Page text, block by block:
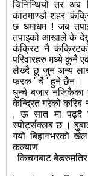
चिनिन्थियो तर
काठमाण्डौ शहर
छ धमाधम ! जब
तपाइको आखाले के
कंक्रिट नै कंक्रिटको
परिवारहरु मध्ये कुनै
लेख्दै छु जुन अन्य
फरक ' चै ' हुने छैन ।
धुन्चे बजार नजिकैका
केन्द्रित गरेको करिब
, ऊ सात मा पढ्दै छ
स्पोर्ट्सक्लब छ ।
गयो बिहानभरको
कल्याण
किचनबाट बेडरुमतिर